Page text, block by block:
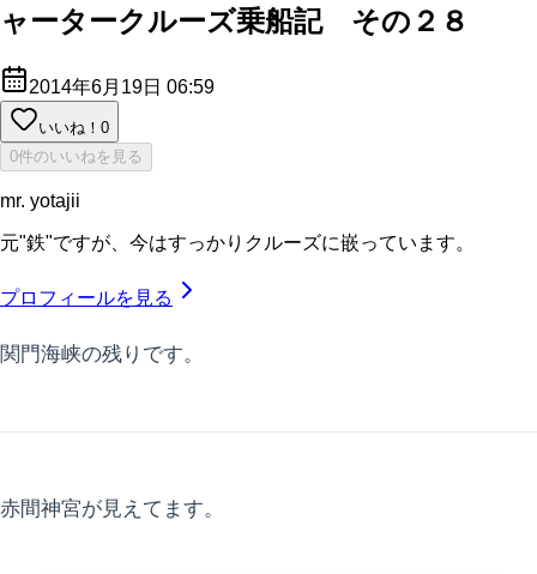
ャータークルーズ乗船記 その２８
2014年6月19日 06:59
いいね！ 0
0件のいいねを見る
mr. yotajii
元"鉄"ですが、今はすっかりクルーズに嵌っています。
プロフィールを見る
関門海峡の残りです。
赤間神宮が見えてます。